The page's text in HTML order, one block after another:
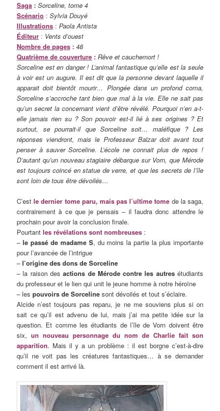
Saga : Sorceline, tome 4
Scénario :Sylvia Douyé
Illustrations :Paola Antista
Éditeur : Vents d’ouest
Nombre de pages : 48
Quatrième de couverture :Rêve et cauchemort !
Sorceline est en danger ! L’animal fantastique qu’elle est la seule
à voir est un augure. Il est dit que la personne devant laquelle il
apparait doit bientôt mourir… Plongée dans un profond coma,
Sorceline s’accroche tant bien que mal à la vie. Elle ne sait pas
qu’un secret la concernant vient d’être révélé. Pourquoi n’en a-t-
elle jamais rien su ? Son pouvoir est-il lié à ses origines ? Et
surtout, se pourrait-il que Sorceline soit… maléfique ? Les
réponses viendront, mais le Professeur Balzar doit avant tout
penser à sauver Sorceline. L’école ne connait plus de repos !
D’autant qu’un nouveau stagiaire débarque sur Vorn, que Mérode
est toujours coincé en statue de verre, et que les secrets de l’île
sont loin de tous être dévoilés…
C’estle dernier tome paru, mais pas l’ultime tome de la saga,
contrairement à ce que je pensais – il faudra donc attendre le
prochain pour avoir la conclusion finale.
Pourtantles révélations sont nombreuses :
– le passé de madame S, du moins la partie la plus importante
pour l’avancée de l’intrigue
–l’origine des dons de Sorceline
– la raison desactions de Mérode contre les autresétudiants
du professeur et le lien qui unit le jeune homme à notre héroïne
– lespouvoirs de Sorceline sont dévoilés et tout s’éclaire.
Alcide n’est toujours pas reparu, je ne me souviens plus si on
sait ce qu’il est advenu de lui, mais j’ai ma petite idée sur la
question. Et comme les étudiants de l’île de Vorn doivent être
six,un nouveau personnage du nom de Charlie fait son
apparition. Mais il y a un problème : il est borgne c’est-à-dire
qu’il ne voit pas les créatures fantastiques… à se demander
comment il est arrivé là.